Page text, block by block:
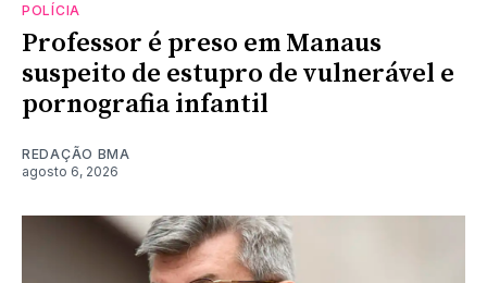
POLÍCIA
Professor é preso em Manaus
suspeito de estupro de vulnerável e
pornografia infantil
REDAÇÃO BMA
agosto 6, 2026